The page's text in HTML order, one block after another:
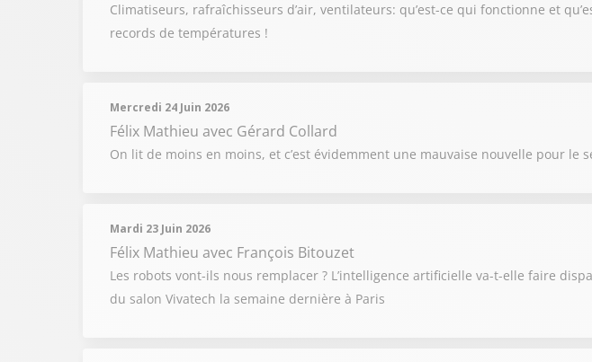
Climatiseurs, rafraîchisseurs d’air, ventilateurs: qu’est-ce qui fonctionne et
records de températures !
Mercredi 24 Juin 2026
Félix Mathieu avec Gérard Collard
On lit de moins en moins, et c’est évidemment une mauvaise nouvelle pour
Mardi 23 Juin 2026
Félix Mathieu avec François Bitouzet
Les robots vont-ils nous remplacer ? L’intelligence artificielle va-t-elle faire
du salon Vivatech la semaine dernière à Paris